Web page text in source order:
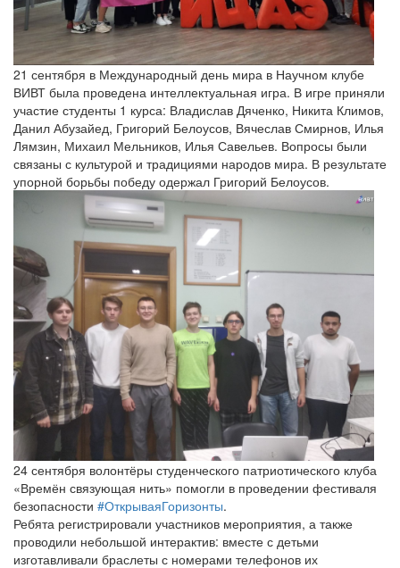
21 сентября в Международный день мира в Научном клубе
ВИВТ была проведена интеллектуальная игра. В игре приняли
участие студенты 1 курса: Владислав Дяченко, Никита Климов,
Данил Абузайед, Григорий Белоусов, Вячеслав Смирнов, Илья
Лямзин, Михаил Мельников, Илья Савельев. Вопросы были
связаны с культурой и традициями народов мира. В результате
упорной борьбы победу одержал Григорий Белоусов.
24 сентября волонтёры студенческого патриотического клуба
«Времён связующая нить» помогли в проведении фестиваля
безопасности #ОткрываяГоризонты.
Ребята регистрировали участников мероприятия, а также
проводили небольшой интерактив: вместе с детьми
изготавливали браслеты с номерами телефонов их